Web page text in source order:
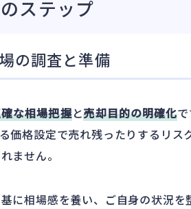
ステップ
の調査と準備
な相場把握と売却目的の明確化
価格設定で売れ残ったりするリス
ません。
に相場感を養い、ご自身の状況を